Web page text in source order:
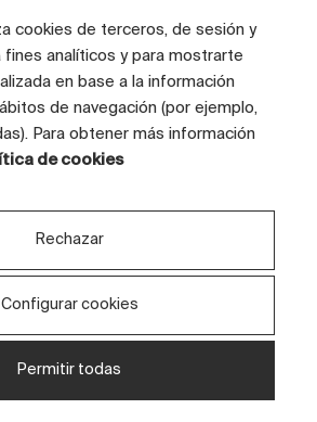
the Surface
cookies de terceros, de sesión y
analíticos y para mostrarte
en base a la información
de navegación (por ejemplo,
Para obtener más información
de cookies
Rechazar
Configurar cookies
Permitir todas